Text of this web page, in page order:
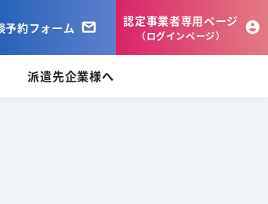
予約フォーム 認定事業者専用ページ
（ログインページ）
派遣先企業様へ